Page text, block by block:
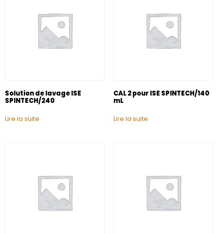
Solution de lavage ISE
SPINTECH/240
Lire la suite
CAL 2 pour ISE SPINTECH/140
mL
Lire la suite